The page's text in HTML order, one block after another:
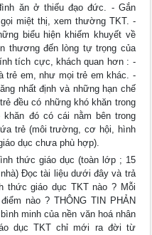
ăn ở thiếu đạo đức. - Gắn
miệt thị, xem thường TKT. -
biểu hiện khiếm khuyết về
thương đến lòng tự trọng của
tích cực, khách quan hơn : -
trẻ em, như mọi trẻ em khác. -
nhất định và những hạn chế
đều có những khó khăn trong
đó có cái nằm bên trong
trẻ (môi trường, cơ hội, hình
dục chưa phù hợp).
thức giáo dục (toàn lớp ; 15
Đọc tài liệu dưới đây và trả
thức giáo dục TKT nào ? Mỗi
nào ? THÔNG TIN PHẢN
minh của nền văn hoá nhân
dục TKT chỉ mới ra đời từ